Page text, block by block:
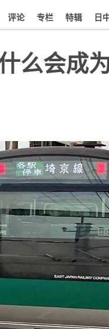
评论 专栏 特辑 日
么会成